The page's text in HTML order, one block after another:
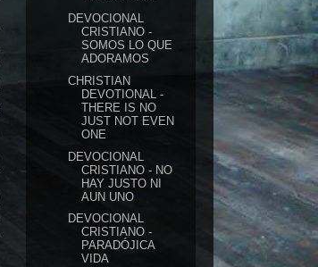
DEVOCIONAL
CRISTIANO -
SOMOS LO QUE
ADORAMOS
CHRISTIAN
DEVOTIONAL -
THERE IS NO
JUST NOT EVEN
ONE
DEVOCIONAL
CRISTIANO - NO
HAY JUSTO NI
AUN UNO
DEVOCIONAL
CRISTIANO -
PARADÓJICA
VIDA